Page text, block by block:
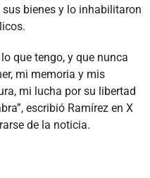
bienes y lo inhabilitaron
que tengo, y que nunca
mi memoria y mis
mi lucha por su libertad
escribió Ramírez en X
de la noticia.